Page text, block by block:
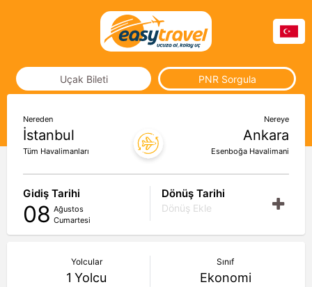
Uçak Bileti PNR Sorgula
Nereden
İstanbul
Tüm Havalimanları
Nereye
Ankara
Esenboğa Havalimani
Gidiş Tarihi
08 Ağustos
Cumartesi
Dönüş Tarihi
Dönüş Ekle
Yolcular
1 Yolcu
Sınıf
Ekonomi